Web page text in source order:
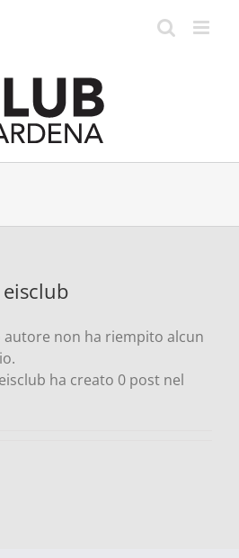
eisclub
autore non ha riempito alcun
ha creato 0 post nel